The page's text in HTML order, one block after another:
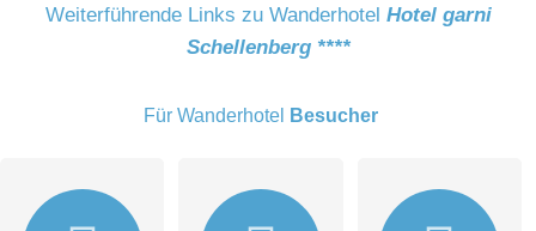
Weiterführende Links zu Wanderhotel Hotel garni
Schellenberg ****
Für Wanderhotel Besucher